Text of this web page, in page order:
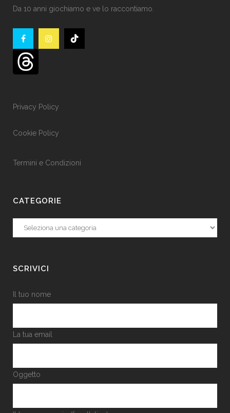
Da 10 anni giochiamo e ve lo raccontiamo.
Privacy Policy
Cookie Policy
Termini e Condizioni
CATEGORIE
Categorie
SCRIVICI
Il tuo nome
La tua email
Oggetto